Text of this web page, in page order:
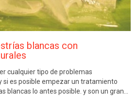
blancas con
cualquier tipo de problemas
si es posible empezar un tratamiento
blancas lo antes posible. y son un gran…